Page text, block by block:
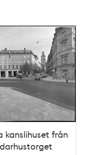
kanslihuset från